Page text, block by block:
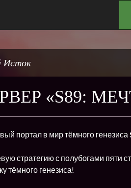
Исток
«S89:
портал в мир тёмного генезиса
стратегию с полубогами пяти
тёмного генезиса!